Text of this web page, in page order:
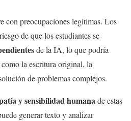
con preocupaciones legítimas. Los
de que los estudiantes se
de la IA, lo que podría
la escritura original, la
de problemas complejos.
y sensibilidad humanade estas
generar texto y analizar